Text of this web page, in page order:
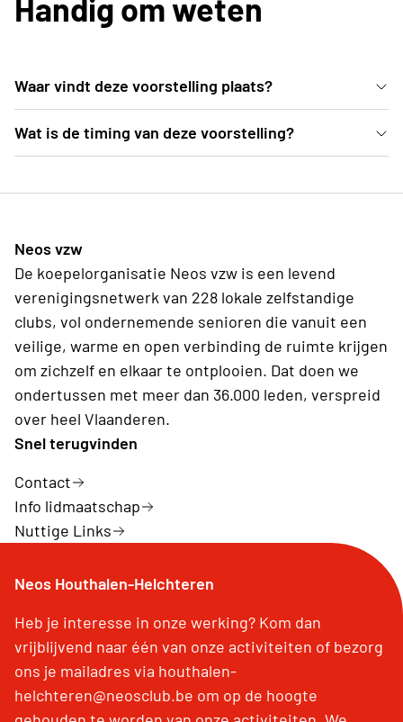
Handig om weten
Waar vindt deze voorstelling plaats?
In de comfortabele zitjes van het Trixxo Theater
(Gouverneur Verwilghensingel 70, 3500 Hasselt) kan
Wat is de timing van deze voorstelling?
Neos vzw
De koepelorganisatie Neos vzw is een levend
verenigingsnetwerk van 228 lokale zelfstandige
clubs, vol ondernemende senioren die vanuit een
veilige, warme en open verbinding de ruimte krijgen
om zichzelf en elkaar te ontplooien. Dat doen we
ondertussen met meer dan 36.000 leden, verspreid
over heel Vlaanderen.
Snel terugvinden
Contact
Info lidmaatschap
Nuttige Links
Neos Houthalen-Helchteren
Heb je interesse in onze werking? Kom dan
vrijblijvend naar één van onze activiteiten of bezorg
ons je mailadres via houthalen-
helchteren@neosclub.be om op de hoogte